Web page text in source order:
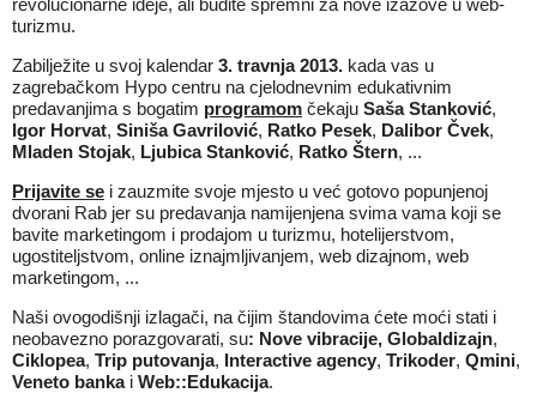
revolucionarne ideje, ali budite spremni za nove izazove u web-
turizmu.
Zabilježite u svoj kalendar 3. travnja 2013. kada vas u
zagrebačkom Hypo centru na cjelodnevnim edukativnim
predavanjima s bogatim programom čekaju Saša Stanković,
Igor Horvat, Siniša Gavrilović, Ratko Pesek, Dalibor Čvek,
Mladen Stojak, Ljubica Stanković, Ratko Štern, ...
Prijavite se i zauzmite svoje mjesto u već gotovo popunjenoj
dvorani Rab jer su predavanja namijenjena svima vama koji se
bavite marketingom i prodajom u turizmu, hotelijerstvom,
ugostiteljstvom, online iznajmljivanjem, web dizajnom, web
marketingom, ...
Naši ovogodišnji izlagači, na čijim štandovima ćete moći stati i
neobavezno porazgovarati, su: Nove vibracije, Globaldizajn,
Ciklopea, Trip putovanja, Interactive agency, Trikoder, Qmini,
Veneto bankai Web::Edukacija.